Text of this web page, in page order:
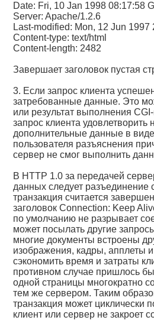
Date: Fri, 10 Jan 1998 08:17:58
Server: Apache/1.2.6
Last-modified: Mon, 12 Jun 1997
Content-type: text/html
Content-length: 2482
Завершает заголовок пустая
3. Если запрос клиента
затребованные данные. Это
или результат выполнения
запрос клиента удовлетворить
дополнительные данные в
пользователя разъяснения
сервер не смог выполнить
В HTTP 1.0 за передачей
данных следует разъединение
транзакция считается
заголовок Connection: Keep
по умолчанию не разрывает
может посылать другие
многие документы встроены
изображения, кадры, апплеты и
сэкономить время и затраты
противном случае пришлось
одной страницы многократно
тем же сервером. Таким
транзакция может циклически
клиент или сервер не закроет